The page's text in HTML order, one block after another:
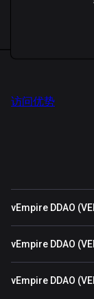
访问优势
vEmpire DDAO
vEmpire DDAO
vEmpire DDAO